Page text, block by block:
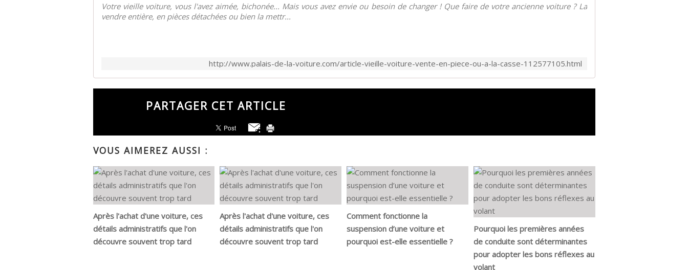
Votre vieille voiture, vous l'avez aimée, bichonée... Mais vous avez envie ou besoin de changer ! Que faire de votre ancienne voiture ? La
vendre entière, en pièces détachées ou bien la mettr...
http://www.palais-de-la-voiture.com/article-vieille-voiture-vente-en-piece-ou-a-la-casse-112577105.html
PARTAGER CET ARTICLE
VOUS AIMEREZ AUSSI :
Après l'achat d'une voiture, ces
détails administratifs que l'on
découvre souvent trop tard
Après l'achat d'une voiture, ces
détails administratifs que l'on
découvre souvent trop tard
Comment fonctionne la
suspension d’une voiture et
pourquoi est-elle essentielle ?
Pourquoi les premières années
de conduite sont déterminantes
pour adopter les bons réflexes au
volant